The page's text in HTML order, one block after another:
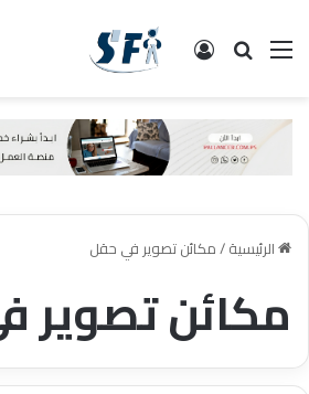
القائمة البحث تسجيل الدخول
الرئيسية/مكائن تصوير في حقل
مكائن تصوير